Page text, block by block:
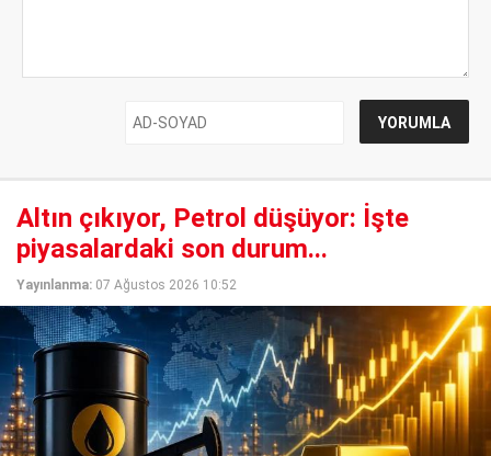
Altın çıkıyor, Petrol düşüyor: İşte
piyasalardaki son durum...
Yayınlanma: 07 Ağustos 2026 10:52